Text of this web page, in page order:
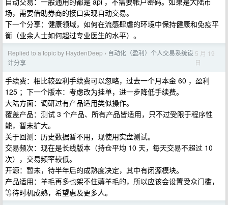
场，需要借助券商的接口实现自动交易。
下一个分享：健康领域，如何在流感肆虐的环境中保持健康和免疫平
衡（业余人士如何超过专业医生的水平）。
Replied to a topic by HaydenDeep › 自动化（盈利）个人交易系统设
计分享
5 月 19
日
手续费：相比较盈利手续费可以忽略，过去一个月本金 60 ，盈利
125 ；下一个版本：考虑改为挂单，进一步降低手续费。
大陆方面：调研过有产品适用类似操作。
覆盖产品：测试 3 个产品、所有产品皆适用，只不过受限于程序性
能，暂未扩大。
关于回测：历史数据暂不用，现使用实盘测试。
交易频次：现在是长线版本（持仓平均 10 天，每天交易不超过 10
次），交易频率较低。
开源：暂未，待半年后的成熟度决定，其中有闭源模块。
产品适用：羊毛再多也架不住薅羊毛的，所以应该会设置受众门槛，
等待时机成熟，希望惠及更多人。